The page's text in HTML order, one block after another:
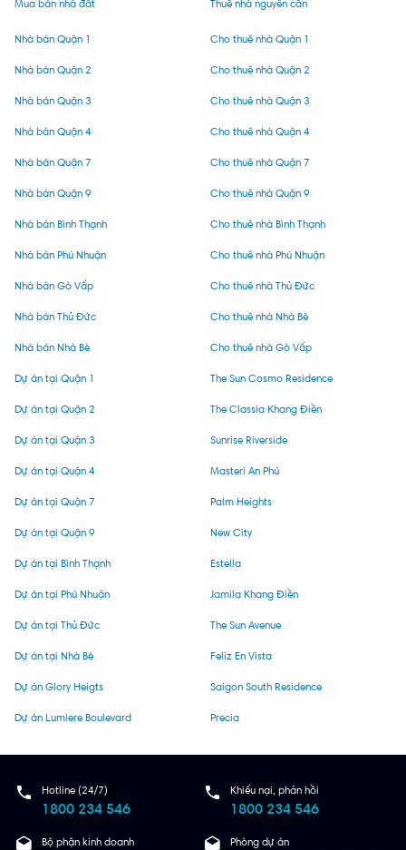
Mua bán nhà đất
Nhà bán Quận 1
Nhà bán Quận 2
Nhà bán Quận 3
Nhà bán Quận 4
Nhà bán Quận 7
Nhà bán Quận 9
Nhà bán Bình Thạnh
Nhà bán Phú Nhuận
Nhà bán Gò Vấp
Nhà bán Thủ Đức
Nhà bán Nhà Bè
Thuê nhà nguyên căn
Cho thuê nhà Quận 1
Cho thuê nhà Quận 2
Cho thuê nhà Quận 3
Cho thuê nhà Quận 4
Cho thuê nhà Quận 7
Cho thuê nhà Quận 9
Cho thuê nhà Bình Thạnh
Cho thuê nhà Phú Nhuận
Cho thuê nhà Thủ Đức
Cho thuê nhà Nhà Bè
Cho thuê nhà Gò Vấp
Dự án tại Quận 1
Dự án tại Quận 2
Dự án tại Quận 3
Dự án tại Quận 4
Dự án tại Quận 7
Dự án tại Quận 9
Dự án tại Bình Thạnh
Dự án tại Phú Nhuận
Dự án tại Thủ Đức
Dự án tại Nhà Bè
Dự án Glory Heigts
Dự án Lumiere Boulevard
The Sun Cosmo Residence
The Classia Khang Điền
Sunrise Riverside
Masteri An Phú
Palm Heights
New City
Estella
Jamila Khang Điền
The Sun Avenue
Feliz En Vista
Saigon South Residence
Precia
Hotline (24/7)
1800 234 546
Khiếu nại, phản hồi
1800 234 546
Bộ phận kinh doanh Phòng dự án